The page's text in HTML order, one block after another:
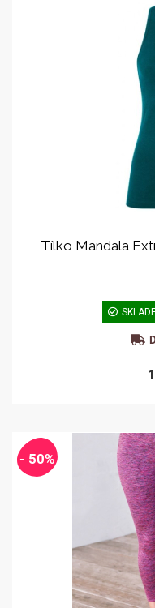
Tílko Mandala
- 50%